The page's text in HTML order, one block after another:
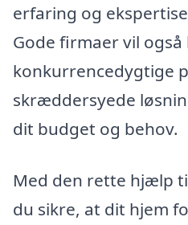
erfaring og
Gode firmaer vil
konkurrencedygtige
skræddersyede
dit budget og behov.
Med den rette hjælp
du sikre, at dit hjem